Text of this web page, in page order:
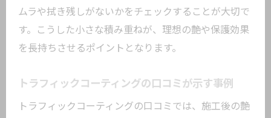
ムラや拭き残しがないかをチェックすることが大切で
す。こうした小さな積み重ねが、理想の艶や保護効果
を長持ちさせるポイントとなります。
トラフィックコーティングの口コミが示す事例
トラフィックコーティングの口コミでは、施工後の艶